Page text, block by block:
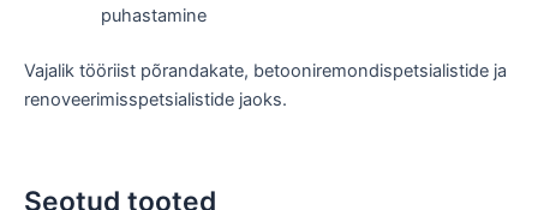
puhastamine
Vajalik tööriist põrandakate, betooniremondispetsialistide ja
renoveerimisspetsialistide jaoks.
Seotud tooted